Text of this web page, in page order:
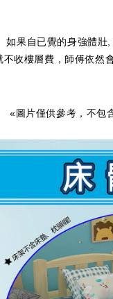
果自已覺的身強體壯,
不收樓層費，師傅依然
片僅供參考，不包含